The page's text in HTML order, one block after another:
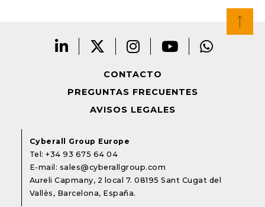
CONTACTO
PREGUNTAS FRECUENTES
AVISOS LEGALES
Cyberall Group Europe
Tel:+34 93 675 64 04
E-mail: sales@cyberallgroup.com
Aureli Capmany, 2 local 7. 08195 Sant Cugat del
Vallès, Barcelona, España.